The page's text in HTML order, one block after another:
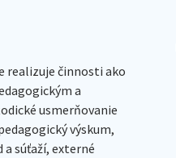
realizuje činnosti ako
a
usmerňovanie
výskum,
súťaží, externé